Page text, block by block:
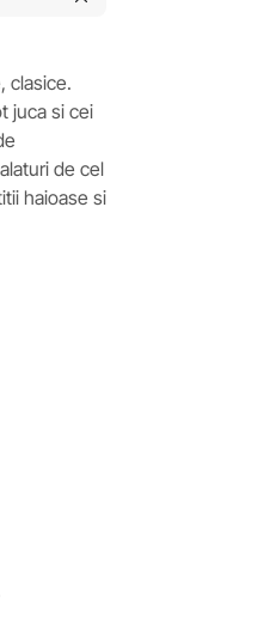
clasice.
juca si cei
de cel
haioase si